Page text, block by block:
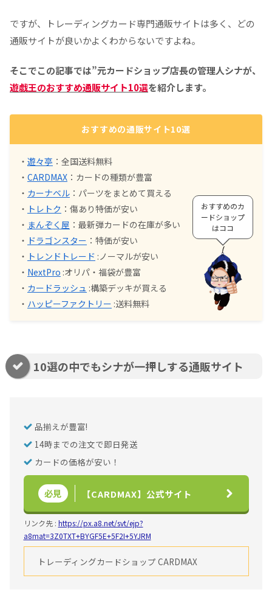
ですが、トレーディングカード専門通販サイトは多く、どの
通販サイトが良いかよくわからないですよね。
そこでこの記事では”元カードショップ店長の管理人シナが、
遊戯王のおすすめ通販サイト10選を紹介します。
おすすめの通販サイト10選
・ 遊々亭 ：全国送料無料
・ CARDMAX ：カードの種類が豊富
・ カーナベル ：パーツをまとめて買える
・ トレトク ：傷あり特価が安い
・ まんぞく屋 ：最新弾カードの在庫が多い
・ ドラゴンスター ：特価が安い
・ トレンドトレード :ノーマルが安い
・ NextPro :オリパ・福袋が豊富
・ カードラッシュ :構築デッキが買える
・ ハッピーファクトリー :送料無料
おすすめのカ
ードショップ
はココ
10選の中でもシナが一押しする通販サイト
品揃えが豊富!
14時までの注文で即日発送
カードの価格が安い！
必見 【CARDMAX】公式サイト
リンク先 : https://px.a8.net/svt/ejp?
a8mat=3Z0TXT+BYGF5E+5F2I+5YJRM
トレーディングカードショップ CARDMAX